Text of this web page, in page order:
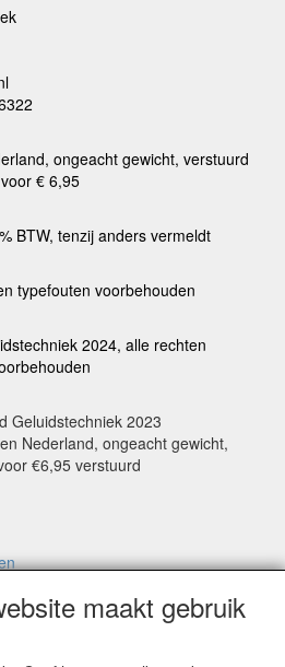
ongeacht gewicht, verstuurd
voor € 6,95
BTW, tenzij anders vermeldt
typefouten voorbehouden
2024, alle rechten
Geluidstechniek 2023
Nederland, ongeacht gewicht,
€6,95 verstuurd
maakt gebruik